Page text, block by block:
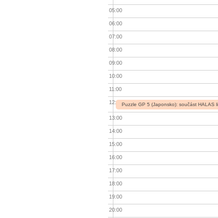
05:00
06:00
07:00
08:00
09:00
10:00
11:00
12:00Puzzle GP 5 (Japonsko): součást HALAS
13:00
14:00
15:00
16:00
17:00
18:00
19:00
20:00